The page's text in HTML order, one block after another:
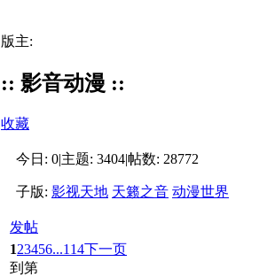
版主:
:: 影音动漫 ::
收藏
今日: 0|主题: 3404|帖数: 28772
子版: 影视天地 天籁之音 动漫世界
发帖
123456...114下一页
到第